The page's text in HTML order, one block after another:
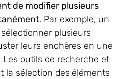
de modifier plusieurs
. Par exemple, un
plusieurs
leurs enchères en une
Les outils de recherche et
la sélection des éléments